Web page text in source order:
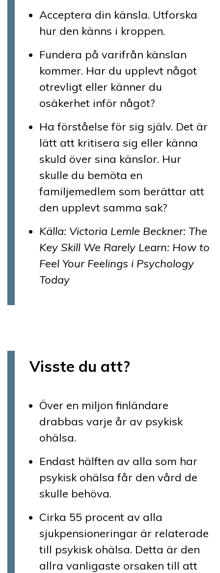
Acceptera din känsla. Utforska
hur den känns i kroppen.
Fundera på varifrån känslan
kommer. Har du upplevt något
otrevligt eller känner du
osäkerhet inför något?
Ha förståelse för sig själv. Det är
lätt att kritisera sig eller känna
skuld över sina känslor. Hur
skulle du bemöta en
familjemedlem som berättar att
den upplevt samma sak?
Källa: Victoria Lemle Beckner: The
Key Skill We Rarely Learn: How to
Feel Your Feelings i Psychology
Today
Visste du att?
Över en miljon finländare
drabbas varje år av psykisk
ohälsa.
Endast hälften av alla som har
psykisk ohälsa får den vård de
skulle behöva.
Cirka 55 procent av alla
sjukpensioneringar är relaterade
till psykisk ohälsa. Detta är den
allra vanligaste orsaken till att